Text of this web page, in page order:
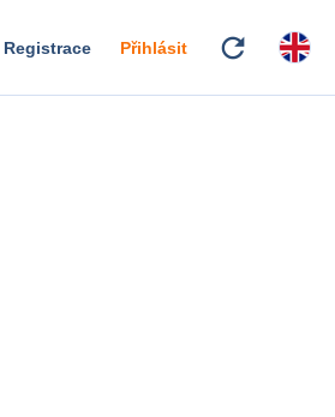
Registrace Přihlásit refresh